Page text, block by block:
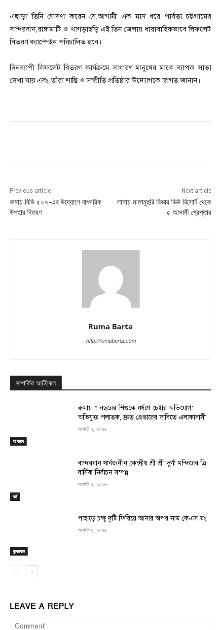
‎এছাড়া তিনি ঘোষণা করেন যে,আগামী এক মাস ধরে পার্বত্য চট্টগ্রামের
বান্দরবান,রাঙ্গামাটি ও খাগড়াছড়ি এই তিন জেলায় ধারাবাহিকভাবে লিফলেট
বিতরণ ক্যাম্পেইন পরিচালিত হবে।
‎দিনব্যাপী লিফলেট বিতরণ কার্যক্রমে সাধারণ মানুষের মাঝে ব্যাপক সাড়া
দেখা যায় এবং তাঁরা শান্তি ও সম্প্রীতি প্রতিষ্ঠার উদ্যোগকে স্বাগত জানান।
Previous article
রুমায় বিডি ৫০৭-এর উদ্যোগে বাৎসরিক
উপহার বিতরণ
Next article
লামায় মাতামুহুরি রিভার ভিউ রিসোর্ট থেকে
৫ আসামী গ্রেপ্তার
Ruma Barta
http://rumabarta.com
সম্পর্কিত আর্টিকেল
অপরাধ
রুমায় ৭ বছরের শিশুকে ধর্ষণে চেষ্টার অভিযোগ:
অভিযুক্ত পলাতক, দ্রুত গ্রেপ্তারের দাবিতে এলাকাবাসী
আগস্ট ৭, ২০২৬
ধর্ম
বান্দরবান সার্বজনীন কেন্দ্রীয় শ্রী শ্রী দুর্গা মন্দিরের ত্রি
বার্ষিক নির্বাচন সম্পন্ন
আগস্ট ৭, ২০২৬
বান্দরবান
পাহাড়ে চক্ষু দৃষ্টি ফিরিয়ে আনার অপর নাম কেএস মং
আগস্ট ৩, ২০২৬
LEAVE A REPLY